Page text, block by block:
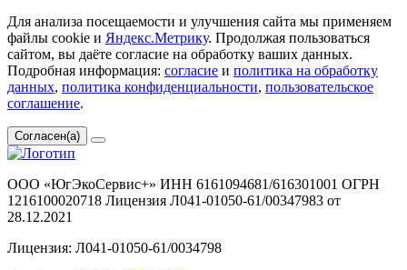
Для анализа посещаемости и улучшения сайта мы применяем
файлы cookie и Яндекс.Метрику. Продолжая пользоваться
сайтом, вы даёте согласие на обработку ваших данных.
Подробная информация: согласие и политика на обработку
данных, политика конфиденциальности, пользовательское
соглашение.
Согласен(а)
ООО «ЮгЭкоСервис+» ИНН 6161094681/616301001 ОГРН
1216100020718 Лицензия Л041-01050-61/00347983 от
28.12.2021
Лицензия: Л041-01050-61/0034798